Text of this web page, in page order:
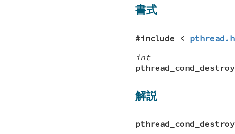
書式
#include < pthread.h
int
pthread_cond_destroy
解説
pthread_cond_destroy